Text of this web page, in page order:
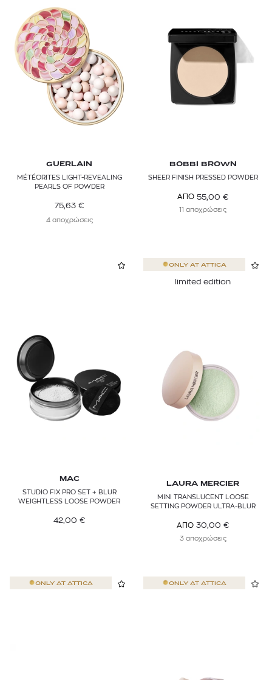
GUERLAIN
MÉTÉORITES LIGHT-REVEALING
PEARLS OF POWDER
75,63 €
4 αποχρώσεις
BOBBI BROWN
SHEER FINISH PRESSED POWDER
ΑΠΟ 55,00 €
11 αποχρώσεις
MAC
STUDIO FIX PRO SET + BLUR
WEIGHTLESS LOOSE POWDER
42,00 €
ONLY AT ATTICA
limited edition
LAURA MERCIER
MINI TRANSLUCENT LOOSE
SETTING POWDER ULTRA-BLUR
ΑΠΟ 30,00 €
3 αποχρώσεις
ONLY AT ATTICA ONLY AT ATTICA